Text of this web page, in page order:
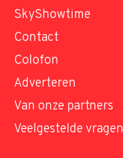
SkyShowtime
Contact
Colofon
Adverteren
Van onze partners
Veelgestelde vragen